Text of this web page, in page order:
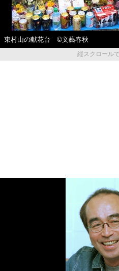
東村山の献花台 ©︎文藝春秋
縦スクロール